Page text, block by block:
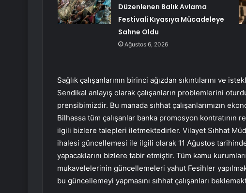
Düzenlenen Balık Avlama
Festivali Kıyasıya Mücadeleye
Sahne Oldu
Ağustos 6, 2026
Sağlık çalışanlarının birinci ağızdan sıkıntılarını ve
Sendikal anlayış olarak çalışanların problemlerini
prensibimizdir. Bu manada sıhhat çalışanlarımızın
Bilhassa tüm çalışanlar banka promosyon kontratının
ilgili bizlere talepleri iletmektedirler. Vilayet Sıhhat
ihalesi güncellemesi ile ilgili olarak 11 Ağustos
yapacaklarını bizlere tabir etmiştir. Tüm kamu
mukavelelerinin güncellemeleri yahut Fesihler
bu güncellemeyi yapmasını sıhhat çalışanları